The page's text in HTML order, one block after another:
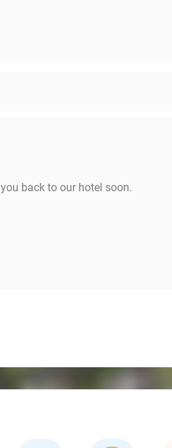
back to our hotel soon.